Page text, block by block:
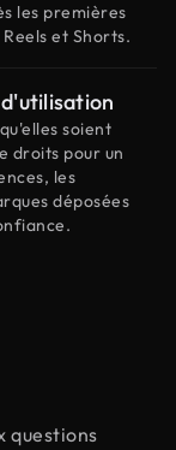
les premières
et Shorts.
soient
droits pour un
les
déposées
questions